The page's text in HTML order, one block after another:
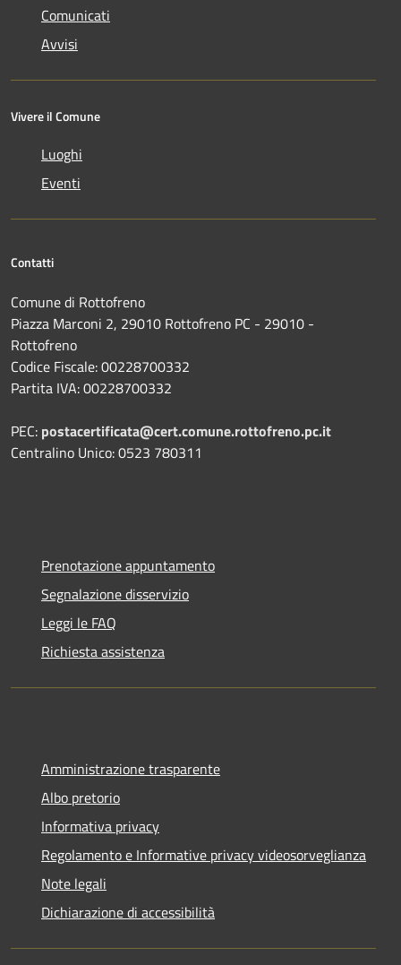
Comunicati
Avvisi
Vivere il Comune
Luoghi
Eventi
Contatti
Comune di Rottofreno
Piazza Marconi 2, 29010 Rottofreno PC - 29010 -
Rottofreno
Codice Fiscale: 00228700332
Partita IVA: 00228700332
PEC: postacertificata@cert.comune.rottofreno.pc.it
Centralino Unico: 0523 780311
Prenotazione appuntamento
Segnalazione disservizio
Leggi le FAQ
Richiesta assistenza
Amministrazione trasparente
Albo pretorio
Informativa privacy
Regolamento e Informative privacy videosorveglianza
Note legali
Dichiarazione di accessibilità